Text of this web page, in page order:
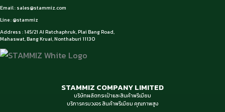
Email : sales@stammiz.com
Line : @stammiz
Address : 145/21 AI Ratchaphruk, Plai Bang Road,
Mahaswat, Bang Kruai, Nonthaburi 11130
STAMMIZ COMPANY LIMITED
บริษัทผลิตกระเป๋าและสินค้าพรีเมียม
บริการครบวงจร สินค้าพรีเมียม คุณภาพสูง